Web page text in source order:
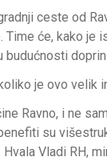
ceste od
će, kako je
je ovo velik
Ravno, i ne
su
Vladi RH,